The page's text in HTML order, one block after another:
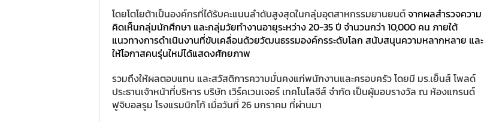
โดยโตโยต้าเป็นองค์กรที่ได้รับคะแนนลำดับสูงสุดในกลุ่มอุตสาหกรรมยานยนต์จากผลสำรวจความ
คิดเห็นกลุ่มนักศึกษา และกลุ่มวัยทำงานอายุระหว่าง 20-35 ปี จำนวนกว่า 10,000 คน ภายใต้
แนวทางการดำเนินงานที่ขับเคลื่อนด้วยวัฒนธรรมองค์กรระดับโลก สนับสนุนความหลากหลาย และ
ให้โอกาสคนรุ่นใหม่ได้แสดงศักยภาพ
รวมถึงให้ผลตอบแทน และสวัสดิการความมั่นคงแก่พนักงานและครอบครัว โดยมี มร.เย็นส์ โพลด์
ประธานเจ้าหน้าที่บริหาร บริษัท เวิร์คเวนเจอร์ เทคโนโลจีส์ จำกัด เป็นผู้มอบรางวัล ณ ห้องแกรนด์
ฟูจิบอลรูม โรงแรมนิกโก้ เมื่อวันที่ 26 มกราคม ที่ผ่านมา